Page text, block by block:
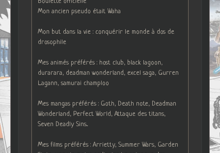
Mon ancien pseudo était Waha
Mon but dans la vie : conquérir le monde à dos de
drosophile
Mes animés préférés : host club, black lagoon,
durarara, deadman wonderland, excel saga, Gurren
Lagann, samurai champloo
Mes mangas préférés : Goth, Death note, Deadman
Wonderland, Perfect World, Attaque des titans,
Seven Deadly Sins...
Mes films préférés : Arrietty, Summer Wars, Garden